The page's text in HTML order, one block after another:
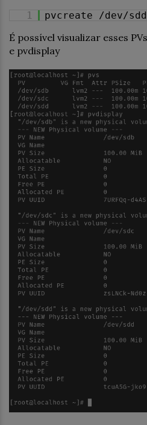
1 pvcreate /dev/
É possível visualizar esses
e pvdisplay